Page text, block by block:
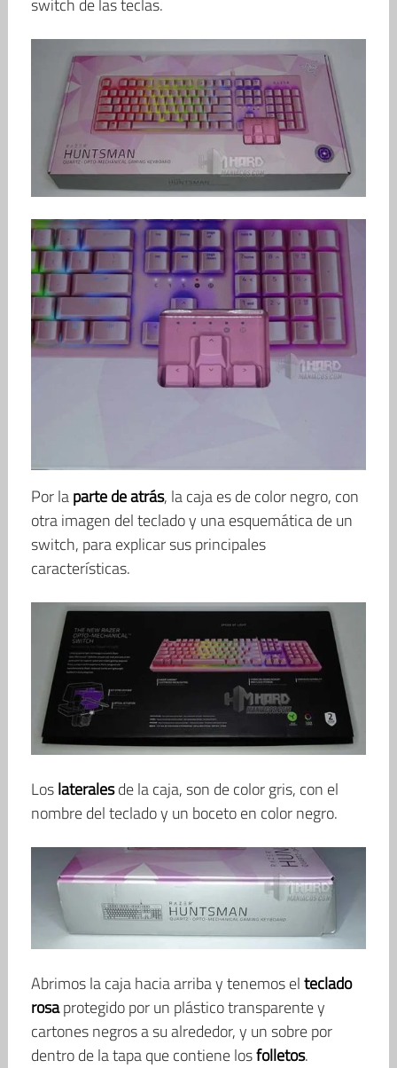
switch de las teclas.
Por laparte de atrás, la caja es de color negro, con
otra imagen del teclado y una esquemática de un
switch, para explicar sus principales
características.
Loslateralesde la caja, son de color gris, con el
nombre del teclado y un boceto en color negro.
Abrimos la caja hacia arriba y tenemos elteclado
rosaprotegido por un plástico transparente y
cartones negros a su alrededor, y un sobre por
dentro de la tapa que contiene losfolletos.